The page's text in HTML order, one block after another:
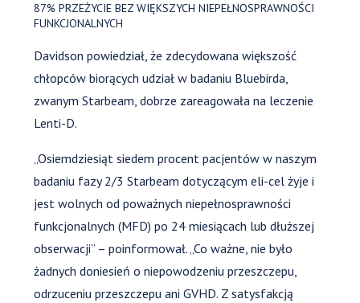
87% PRZEŻYCIE BEZ WIĘKSZYCH NIEPEŁNOSPRAWNOŚCI
FUNKCJONALNYCH
Davidson powiedział, że zdecydowana większość
chłopców biorących udział w badaniu Bluebirda,
zwanym Starbeam, dobrze zareagowała na leczenie
Lenti-D.
„Osiemdziesiąt siedem procent pacjentów w naszym
badaniu fazy 2/3 Starbeam dotyczącym eli-cel żyje i
jest wolnych od poważnych niepełnosprawności
funkcjonalnych (MFD) po 24 miesiącach lub dłuższej
obserwacji” – poinformował. „Co ważne, nie było
żadnych doniesień o niepowodzeniu przeszczepu,
odrzuceniu przeszczepu ani GVHD. Z satysfakcją